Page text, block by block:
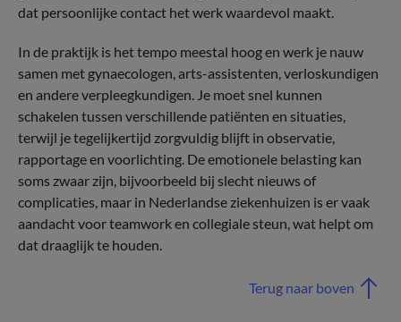
dat persoonlijke contact het werk waardevol maakt.
In de praktijk is het tempo meestal hoog en werk je nauw
samen met gynaecologen, arts-assistenten, verloskundigen
en andere verpleegkundigen. Je moet snel kunnen
schakelen tussen verschillende patiënten en situaties,
terwijl je tegelijkertijd zorgvuldig blijft in observatie,
rapportage en voorlichting. De emotionele belasting kan
soms zwaar zijn, bijvoorbeeld bij slecht nieuws of
complicaties, maar in Nederlandse ziekenhuizen is er vaak
aandacht voor teamwork en collegiale steun, wat helpt om
dat draaglijk te houden.
Terug naar boven